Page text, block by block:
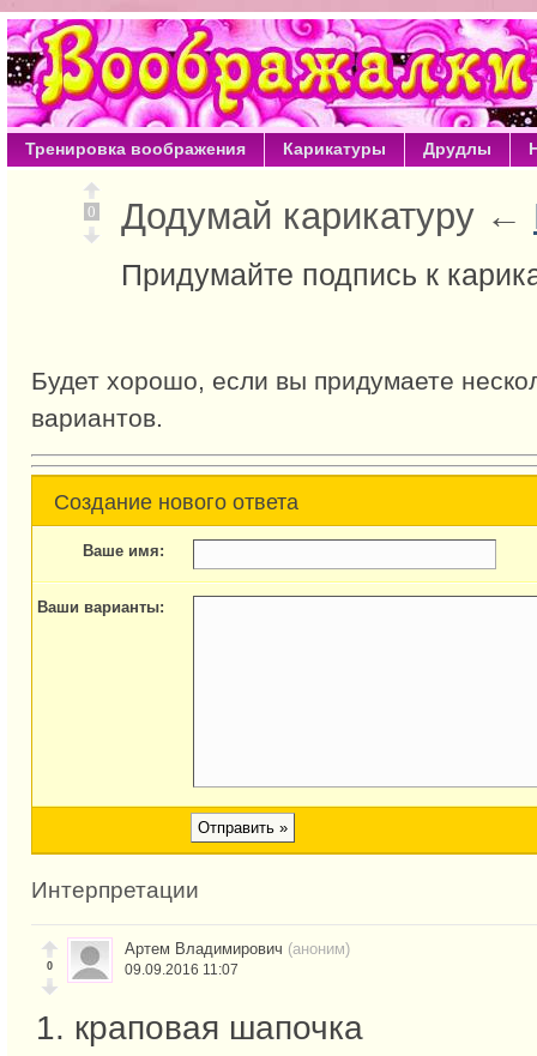
Тренировка воображения Карикатуры Друдлы
0 Додумай карикатуру ←
Придумайте подпись к
Будет хорошо, если вы придумаете
вариантов.
Создание нового ответа
Ваше имя:
Ваши варианты:
Интерпретации
0
Артем Владимирович (аноним)
09.09.2016 11:07
1. краповая шапочка